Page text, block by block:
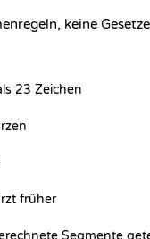
keine
23 Zeichen
früher
Segmente